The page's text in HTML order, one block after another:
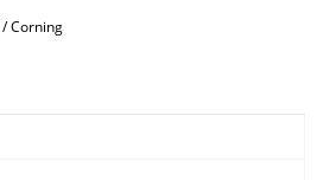
/Corning